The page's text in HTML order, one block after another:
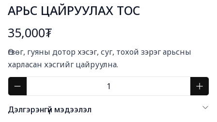
АРЬС ЦАЙРУУЛАХ ТОС
35,000₮
Өгзөг, гуяны дотор хэсэг, суг, тохой зэрэг арьсны
харласан хэсгийг цайруулна.
Дэлгэрэнгүй мэдээлэл